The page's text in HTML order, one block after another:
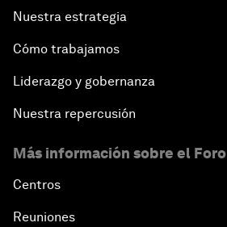
Nuestra estrategia
Cómo trabajamos
Liderazgo y gobernanza
Nuestra repercusión
Más información sobre el Foro
Centros
Reuniones